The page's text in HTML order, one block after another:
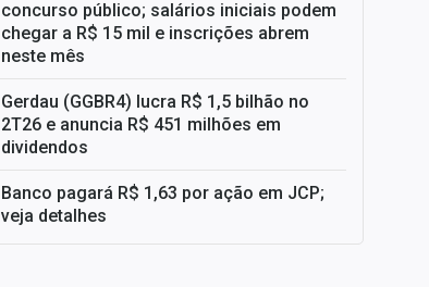
concurso público; salários iniciais podem
chegar a R$ 15 mil e inscrições abrem
neste mês
Gerdau (GGBR4) lucra R$ 1,5 bilhão no
2T26 e anuncia R$ 451 milhões em
dividendos
Banco pagará R$ 1,63 por ação em JCP;
veja detalhes